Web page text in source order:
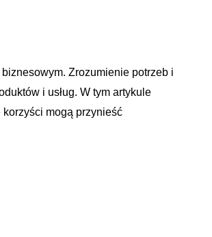
⁤Zrozumienie‌ potrzeb i
i usług. W ⁢tym artykule
mogą przynieść